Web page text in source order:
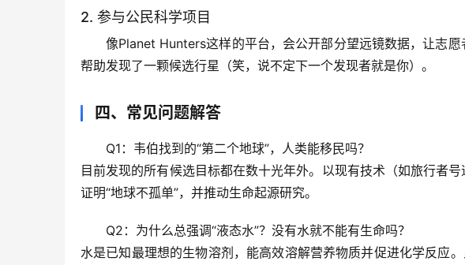
2. 参与公民科学项目
像Planet Hunters这样的平台，会公开部分望远镜数据，让志
帮助发现了一颗候选行星（笑，说不定下一个发现者就是你）。
四、常见问题解答
Q1：韦伯找到的“第二个地球”，人类能移民吗？
目前发现的所有候选目标都在数十光年外。以现有技术（如旅行者
证明“地球不孤单”，并推动生命起源研究。
Q2：为什么总强调“液态水”？没有水就不能有生命吗？
水是已知最理想的生物溶剂，能高效溶解营养物质并促进化学反应